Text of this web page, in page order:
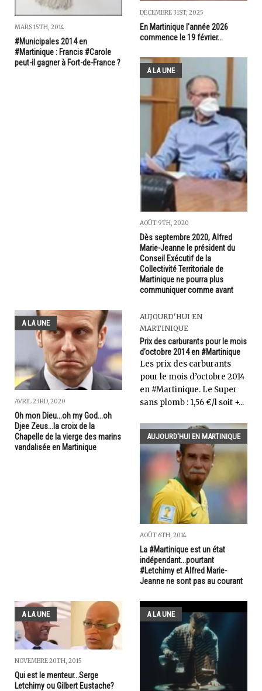
MARS 15TH, 2014
#Municipales 2014 en
#Martinique : Francis #Carole
peut-il gagner à Fort-de-France ?
DÉCEMBRE 31ST, 2025
En Martinique l'année 2026
commence le 19 février...
A LA UNE
AOÛT 9TH, 2020
Dès septembre 2020, Alfred
Marie-Jeanne le président du
Conseil Exécutif de la
Collectivité Territoriale de
Martinique ne pourra plus
communiquer comme avant
A LA UNE
AVRIL 23RD, 2020
Oh mon Dieu...oh my God...oh
Djee Zeus...la croix de la
Chapelle de la vierge des marins
vandalisée en Martinique
AUJOURD'HUI EN
MARTINIQUE
Prix des carburants pour le mois
d’octobre 2014 en #Martinique
Les prix des carburants
pour le mois d’octobre 2014
en #Martinique. Le Super
sans plomb : 1,56 €/l soit +...
AUJOURD'HUI EN MARTINIQUE
AOÛT 6TH, 2014
La #Martinique est un état
indépendant...pourtant
#Letchimy et Alfred Marie-
Jeanne ne sont pas au courant
A LA UNE
NOVEMBRE 20TH, 2015
Qui est le menteur...Serge
Letchimy ou Gilbert Eustache?
A LA UNE